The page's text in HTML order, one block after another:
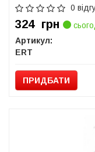
0
324 грн
Артикул:
ERT
ПРИДБАТИ